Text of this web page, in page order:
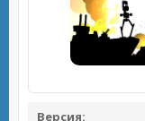
Версия: